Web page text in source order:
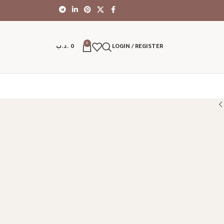
LOGIN / REGISTER
0
0 .د.ب